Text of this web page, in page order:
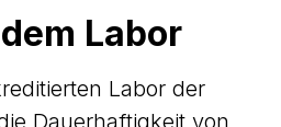
Labor
Labor der
Dauerhaftigkeit von